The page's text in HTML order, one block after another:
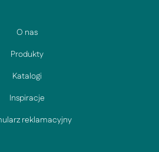
O nas
Produkty
Katalogi
Inspiracje
reklamacyjny